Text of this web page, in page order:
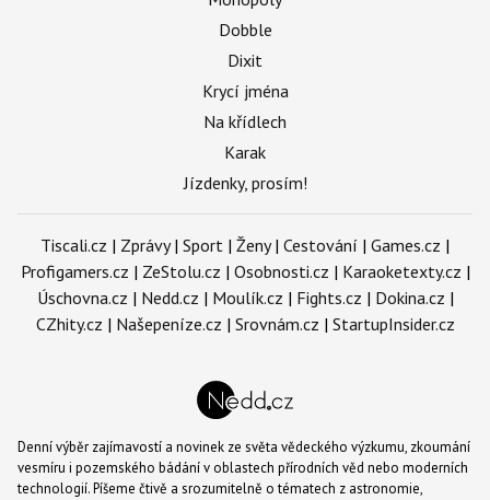
Dobble
Dixit
Krycí jména
Na křídlech
Karak
Jízdenky, prosím!
Tiscali.cz | Zprávy| Sport | Ženy| Cestování | Games.cz |
Profigamers.cz | ZeStolu.cz | Osobnosti.cz | Karaoketexty.cz |
Úschovna.cz | Nedd.cz | Moulík.cz | Fights.cz | Dokina.cz |
CZhity.cz | Našepeníze.cz | Srovnám.cz | StartupInsider.cz
Denní výběr zajímavostí a novinek ze světa vědeckého výzkumu, zkoumání
vesmíru i pozemského bádání v oblastech přírodních věd nebo moderních
technologií. Píšeme čtivě a srozumitelně o tématech z astronomie,